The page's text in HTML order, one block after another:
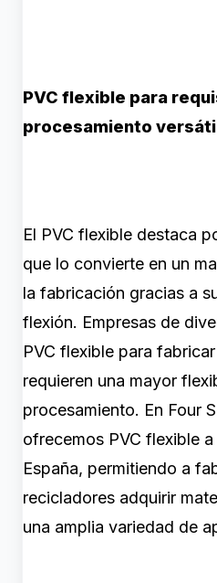
PVC flexible para
procesamiento
El PVC flexible destaca
que lo convierte en un
la fabricación gracias a
flexión. Empresas de
PVC flexible para
requieren una mayor
procesamiento. En Four
ofrecemos PVC flexible
España, permitiendo a
recicladores adquirir
una amplia variedad de